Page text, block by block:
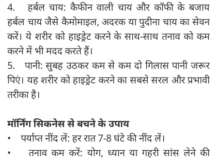
4. हर्बल चाय: कैफीन वाली चाय और कॉफी के बजाय
हर्बल चाय जैसे कैमोमाइल, अदरक या पुदीना चाय का सेवन
करें। ये शरीर को हाइड्रेट करने के साथ-साथ तनाव को कम
करने में भी मदद करते हैं।
5. पानी: सुबह उठकर कम से कम दो गिलास पानी जरूर
पिएं। यह शरीर को हाइड्रेट करने का सबसे सरल और प्रभावी
तरीका है।
मॉर्निंग सिकनेस से बचने के उपाय
• पर्याप्त नींद लें: हर रात 7-8 घंटे की नींद लें।
• तनाव कम करें: योग, ध्यान या गहरी सांस लेने की